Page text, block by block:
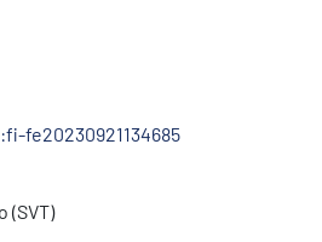
fe20230921134685
(SVT)